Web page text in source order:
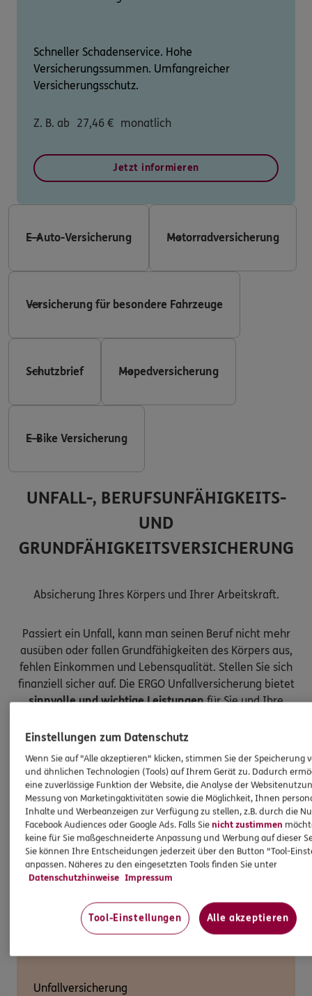
Schneller Schadenservice. Hohe
Versicherungssummen. Umfangreicher
Versicherungsschutz.
Z. B. ab 27,46 € monatlich
Jetzt informieren
E-Auto-Versicherung Motorradversicherung
Versicherung für besondere Fahrzeuge
Schutzbrief Mopedversicherung
E-Bike Versicherung
UNFALL-, BERUFSUNFÄHIGKEITS-
UND
GRUNDFÄHIGKEITSVERSICHERUNG
Absicherung Ihres Körpers und Ihrer Arbeitskraft.
Passiert ein Unfall, kann man seinen Beruf nicht mehr
ausüben oder fallen Grundfähigkeiten des Körpers aus,
fehlen Einkommen und Lebensqualität. Stellen Sie sich
finanziell sicher auf. Die ERGO Unfallversicherung bietet
sinnvolle und wichtige Leistungenfür Sie und Ihre
Unfallversicherung
Einstellungen zum Datenschutz
Wenn Sie auf "Alle akzeptieren" klicken, stimmen Sie der Speicherung
und ähnlichen Technologien (Tools) auf Ihrem Gerät zu. Dadurch
eine zuverlässige Funktion der Website, die Analyse der
Messung von Marketingaktivitäten sowie die Möglichkeit, Ihnen
Inhalte und Werbeanzeigen zur Verfügung zu stellen, z.B. durch die
Facebook Audiences oder Google Ads. Falls Sienicht zustimmen
keine für Sie maßgeschneiderte Anpassung und Werbung auf dieser
Sie können Ihre Entscheidungen jederzeit über den Button "Tool-
anpassen. Näheres zu den eingesetzten Tools finden Sie unter
Datenschutzhinweise Impressum
Tool-Einstellungen Alle akzeptieren